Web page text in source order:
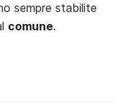
sempre stabilite
comune.